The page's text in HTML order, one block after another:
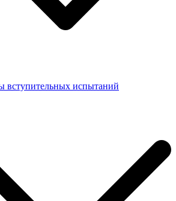
вступительных испытаний